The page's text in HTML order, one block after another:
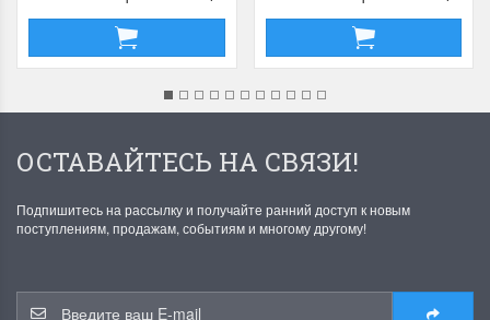
ОСТАВАЙТЕСЬ НА СВЯЗИ!
Подпишитесь на рассылку и получайте ранний доступ к новым
поступлениям, продажам, событиям и многому другому!